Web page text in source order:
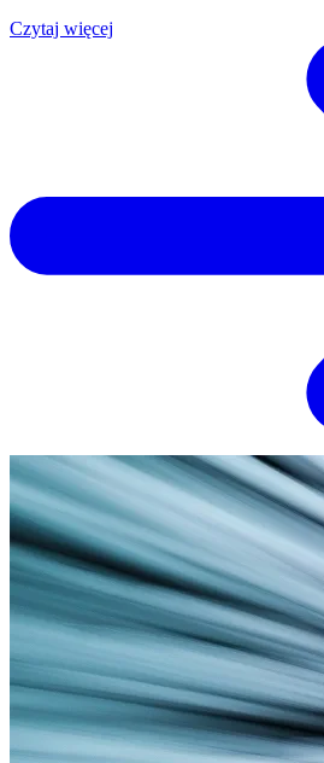
Czytaj więcej